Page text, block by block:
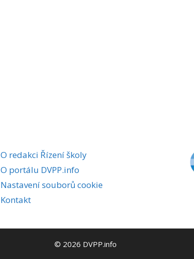
O redakci Řízení školy
O portálu DVPP.info
Nastavení souborů cookie
Kontakt
© 2026 DVPP.info